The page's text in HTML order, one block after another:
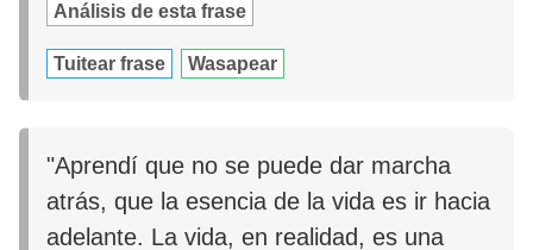
Análisis de esta frase
Tuitear frase Wasapear
"Aprendí que no se puede dar marcha
atrás, que la esencia de la vida es ir hacia
adelante. La vida, en realidad, es una